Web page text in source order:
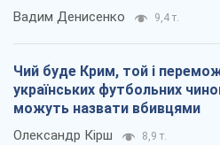
Вадим Денисенко 9,4 т.
Чий буде Крим, той і
українських футбольних
можуть назвати вбивцями
Олександр Кірш 8,9 т.